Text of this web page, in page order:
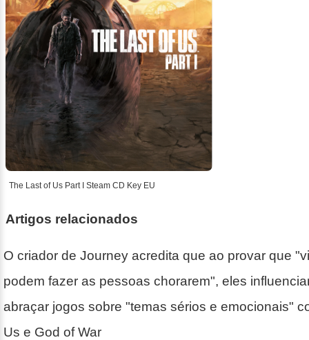
The Last of Us Part I Steam CD Key EU
Artigos relacionados
O criador de Journey acredita que ao provar que
podem fazer as pessoas chorarem", eles
abraçar jogos sobre "temas sérios e emocionais"
Us e God of War